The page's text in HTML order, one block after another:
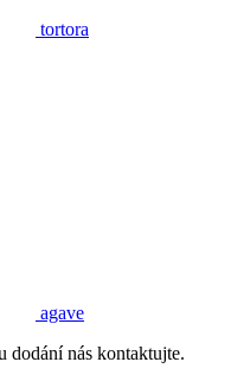
tortora
agave
dodání nás kontaktujte.